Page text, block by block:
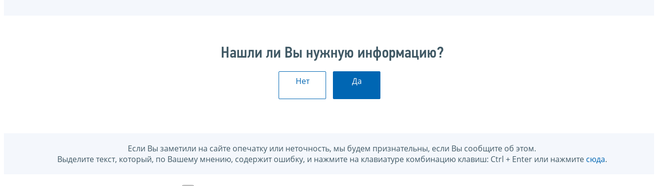
Нашли ли Вы нужную информацию?
Нет Да
Если Вы заметили на сайте опечатку или неточность, мы будем признательны, если Вы сообщите об этом.
Выделите текст, который, по Вашему мнению, содержит ошибку, и нажмите на клавиатуре комбинацию клавиш: Ctrl + Enter или нажмите сюда.